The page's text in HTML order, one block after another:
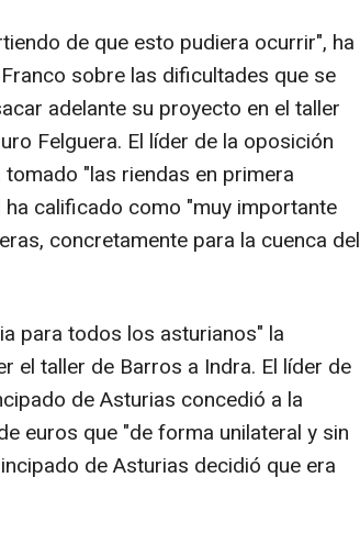
de que esto pudiera ocurrir", ha
sobre las dificultades que se
adelante su proyecto en el taller
Felguera. El líder de la oposición
"las riendas en primera
calificado como "muy importante
concretamente para la cuenca del
para todos los asturianos" la
el taller de Barros a Indra. El líder de
de Asturias concedió a la
euros que "de forma unilateral y sin
de Asturias decidió que era